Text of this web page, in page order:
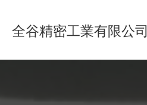
全谷精密工業有限公司